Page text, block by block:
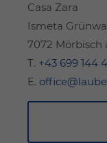
Casa Zara
Ismeta
7072 Mörbisch
T. +43 699 144
E.